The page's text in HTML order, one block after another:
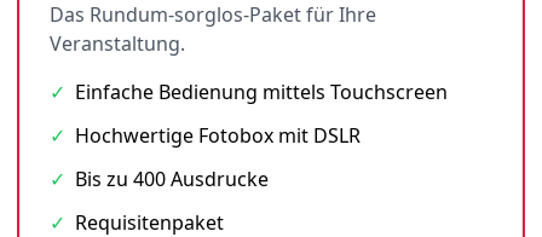
Das Rundum-sorglos-Paket für Ihre
Veranstaltung.
✓ Einfache Bedienung mittels Touchscreen
✓ Hochwertige Fotobox mit DSLR
✓ Bis zu 400 Ausdrucke
✓ Requisitenpaket